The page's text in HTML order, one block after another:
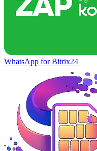
WhatsApp for Bitrix24